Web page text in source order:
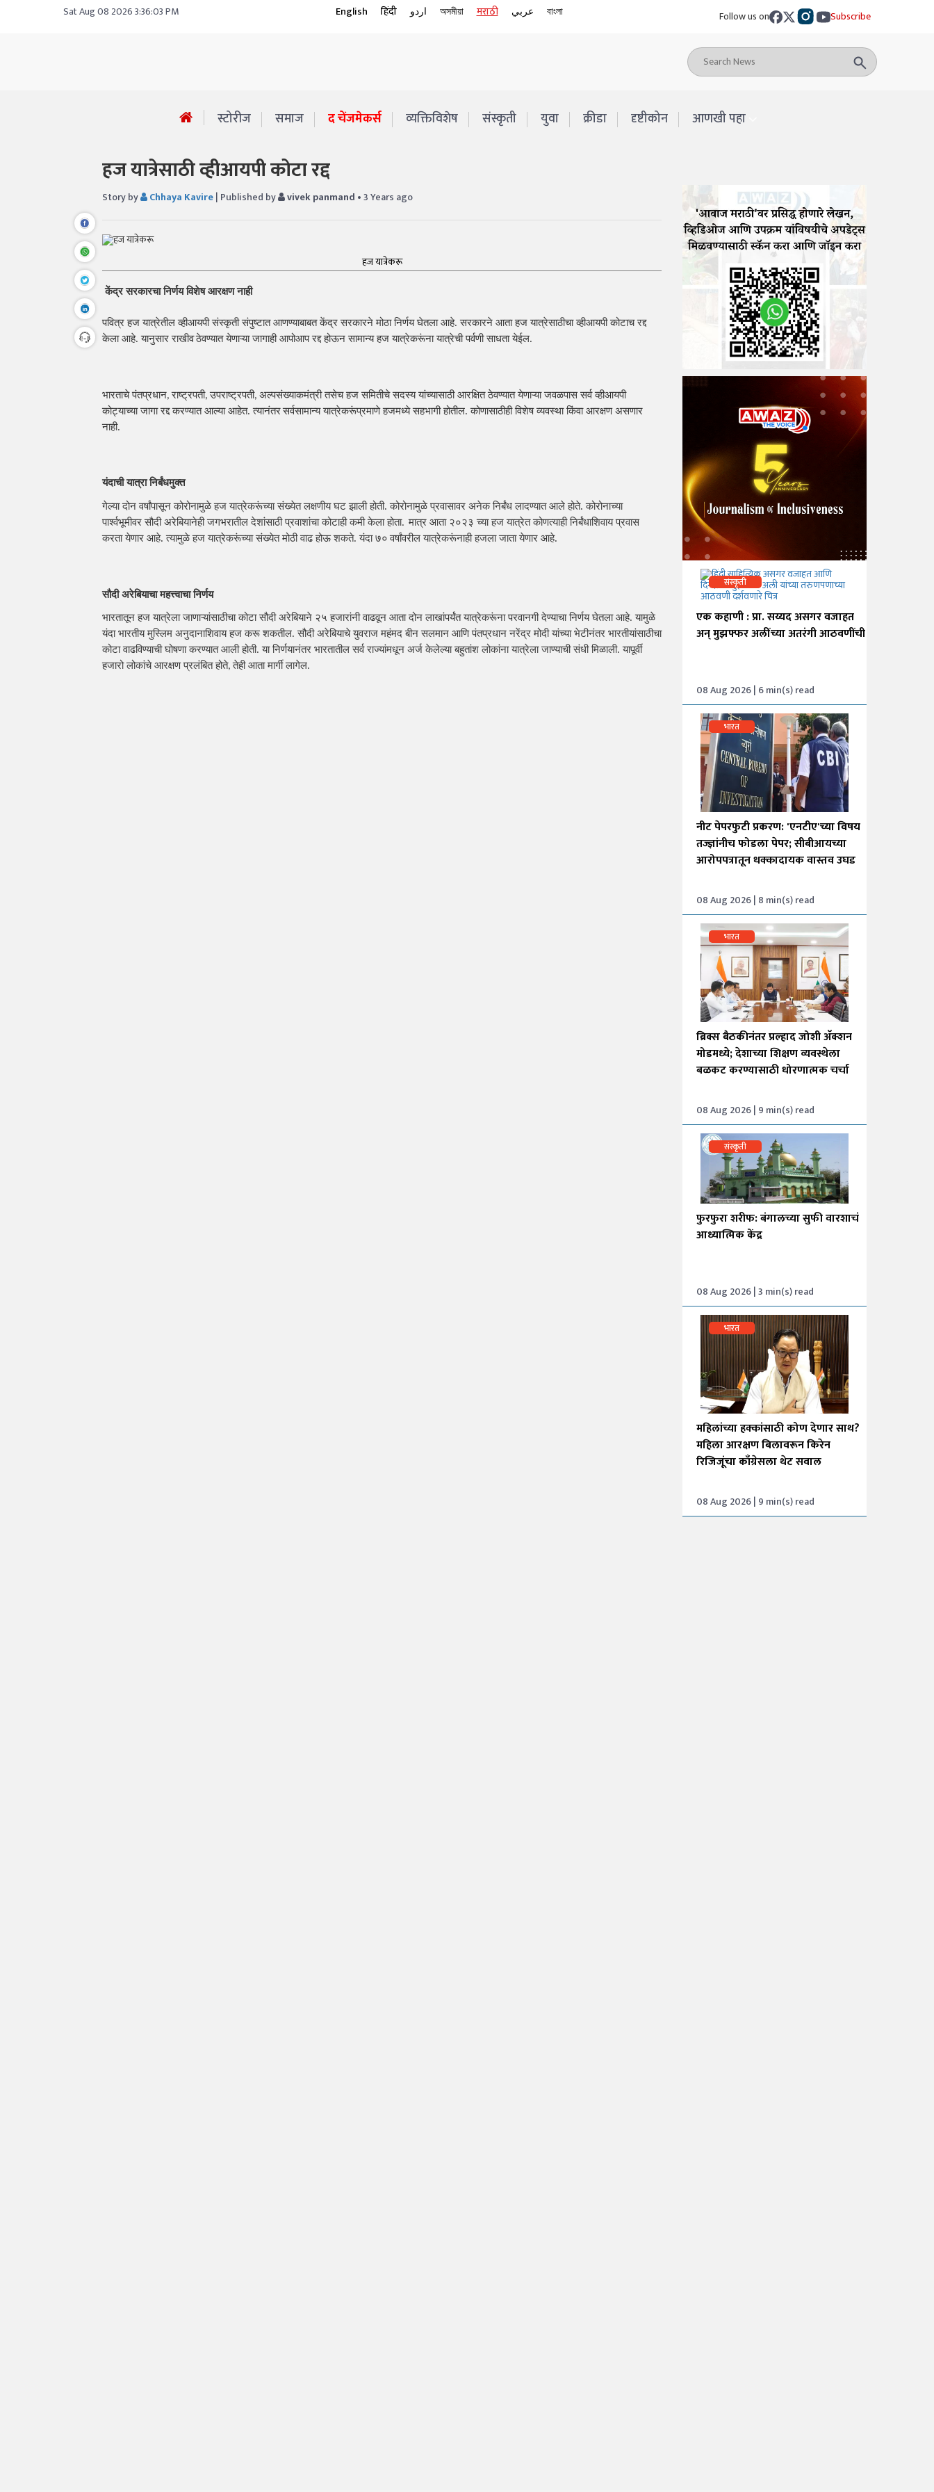
Sat Aug 08 2026 3:36:03 PM English हिंदी اردو অসমীয়া मराठी عربي বাংলা Follow us on Subscribe
स्टोरीज समाज द चेंजमेकर्स व्यक्तिविशेष संस्कृती युवा क्रीडा दृष्टीकोन आणखी पहा
हज यात्रेसाठी व्हीआयपी कोटा रद्द
Story by Chhaya Kavire| Published by vivek panmand • 3 Years ago
हज यात्रेकरू
केंद्र सरकारचा निर्णय विशेष आरक्षण नाही
पवित्र हज यात्रेतील व्हीआयपी संस्कृती संपुष्टात आणण्याबाबत केंद्र सरकारने मोठा निर्णय घेतला आहे. सरकारने आता हज यात्रेसाठीचा व्हीआयपी कोटाच रद्द
केला आहे. यानुसार राखीवठेवण्यात येणाऱ्या जागाही आपोआप रद्द होऊन सामान्य हज यात्रेकरूंना यात्रेची पर्वणी साधता येईल.
भारताचे पंतप्रधान, राष्ट्रपती, उपराष्ट्रपती, अल्पसंख्याकमंत्री तसेच हज समितीचे सदस्य यांच्यासाठी आरक्षित ठेवण्यात येणाऱ्या जवळपास सर्व व्हीआयपी
कोट्याच्या जागा रद्द करण्यात आल्या आहेत. त्यानंतरसर्वसामान्य यात्रेकरूंप्रमाणे हजमध्ये सहभागी होतील. कोणासाठीही विशेष व्यवस्था किंवा आरक्षण असणार
नाही.
यंदाची यात्रा निर्बंधमुक्त
गेल्या दोन वर्षांपासून कोरोनामुळे हज यात्रेकरूंच्या संख्येत लक्षणीय घट झाली होती. कोरोनामुळे प्रवासावर अनेक निर्बंध लादण्यात आले होते. कोरोनाच्या
पार्श्वभूमीवर सौदी अरेबियानेही जगभरातील देशांसाठी प्रवाशांचा कोटाही कमी केला होता. मात्र आता २०२३ च्या हज यात्रेत कोणत्याही निर्बंधाशिवाय प्रवास
करता येणार आहे. त्यामुळे हज यात्रेकरूंच्या संख्येत मोठी वाढ होऊ शकते. यंदा ७० वर्षांवरील यात्रेकरूंनाही हजला जाता येणार आहे.
सौदी अरेबियाचा महत्त्वाचा निर्णय
भारतातून हज यात्रेला जाणाऱ्यांसाठीचा कोटा सौदी अरेबियाने २५ हजारांनी वाढवून आता दोन लाखांपर्यंत यात्रेकरूंना परवानगी देण्याचा निर्णय घेतला आहे. यामुळे
यंदा भारतीय मुस्लिम अनुदानाशिवाय हज करू शकतील. सौदी अरेबियाचे युवराज महंमद बीन सलमान आणि पंतप्रधान नरेंद्र मोदी यांच्या भेटीनंतर भारतीयांसाठीचा
कोटा वाढविण्याची घोषणा करण्यात आली होती. या निर्णयानंतर भारतातील सर्व राज्यांमधून अर्ज केलेल्या बहुतांश लोकांना यात्रेला जाण्याची संधी मिळाली. यापूर्वी
हजारो लोकांचे आरक्षण प्रलंबित होते, तेही आता मार्गी लागेल.
संस्कृती
एक कहाणी : प्रा. सय्यद असगर वजाहत
अन् मुझफ्फर अलींच्या अतरंगी आठवणींची
08 Aug 2026 | 6 min(s) read
भारत
नीट पेपरफुटी प्रकरण: 'एनटीए'च्या विषय
तज्ज्ञांनीच फोडला पेपर; सीबीआयच्या
आरोपपत्रातून धक्कादायक वास्तव उघड
08 Aug 2026 | 8 min(s) read
भारत
ब्रिक्स बैठकीनंतर प्रल्हाद जोशी अ‍ॅक्शन
मोडमध्ये; देशाच्या शिक्षण व्यवस्थेला
बळकट करण्यासाठी धोरणात्मक चर्चा
08 Aug 2026 | 9 min(s) read
संस्कृती
फुरफुरा शरीफ: बंगालच्या सुफी वारशाचं
आध्यात्मिक केंद्र
08 Aug 2026 | 3 min(s) read
भारत
महिलांच्या हक्कांसाठी कोण देणार साथ?
महिला आरक्षण बिलावरून किरेन
रिजिजूंचा काँग्रेसला थेट सवाल
08 Aug 2026 | 9 min(s) read